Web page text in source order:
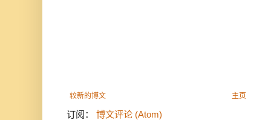
较新的博文 主页
订阅： 博文评论 (Atom)